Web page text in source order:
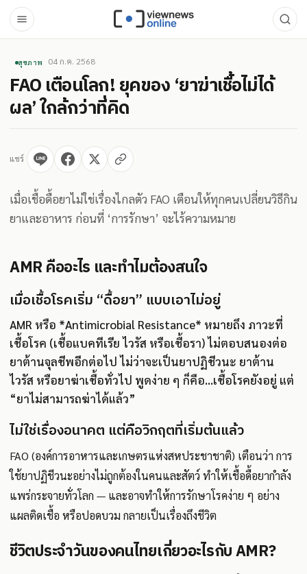
สุขภาพ 04 ก.ค. 2568
FAO เตือนโลก! ยุคของ ‘ยาฆ่าเชื้อไม่ได้
ผล’ ใกล้กว่าที่คิด
แชร์
เมื่อเชื้อดื้อยาไม่ใช่เรื่องไกลตัว FAO เตือนให้ทุกคนเปลี่ยนวิธีกิน
ยาและอาหาร ก่อนที่ ‘การรักษา’ จะไร้ความหมาย
AMR คืออะไร และทำไมต้องสนใจ
เมื่อเชื้อโรคเริ่ม “ดื้อยา” แบบเอาไม่อยู่
AMR หรือ *Antimicrobial Resistance* หมายถึง ภาวะที่
เชื้อโรค (เชื้อแบคทีเรีย ไวรัส หรือเชื้อรา) ไม่ตอบสนองต่อ
ยาต้านจุลชีพอีกต่อไป ไม่ว่าจะเป็นยาปฏิชีวนะ ยาต้าน
ไวรัส หรือยาฆ่าเชื้อทั่วไป พูดง่าย ๆ ก็คือ...เชื้อโรคยังอยู่ แต่
“ยาไม่สามารถฆ่าได้แล้ว”
ไม่ใช่เรื่องอนาคต แต่คือวิกฤตที่เริ่มต้นแล้ว
FAO (องค์การอาหารและเกษตรแห่งสหประชาชาติ) เตือนว่า การ
ใช้ยาปฏิชีวนะอย่างไม่ถูกต้องในคนและสัตว์ ทำให้เชื้อดื้อยากำลัง
แพร่กระจายทั่วโลก — และอาจทำให้การรักษาโรคง่าย ๆ อย่าง
แผลติดเชื้อ หรือปอดบวม กลายเป็นเรื่องถึงชีวิต
ชีวิตประจำวันของคนไทยเกี่ยวอะไรกับ AMR?